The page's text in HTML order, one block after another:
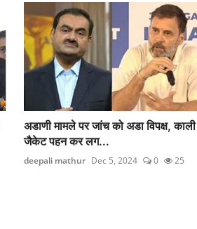
अडाणी मामले पर जांच को अडा विपक्ष, काली
जैकेट पहन कर लग...
deepali mathur Dec 5, 2024 0 25